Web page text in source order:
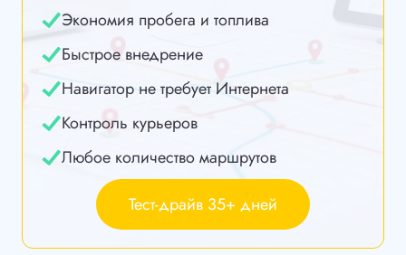
Экономия пробега и топлива
Быстрое внедрение
Навигатор не требует Интернета
Контроль курьеров
Любое количество маршрутов
Тест-драйв 35+ дней